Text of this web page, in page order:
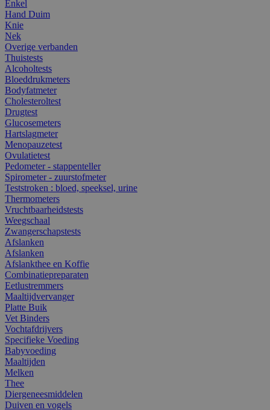
Enkel
Hand Duim
Knie
Nek
Overige verbanden
Thuistests
Alcoholtests
Bloeddrukmeters
Bodyfatmeter
Cholesteroltest
Drugtest
Glucosemeters
Hartslagmeter
Menopauzetest
Ovulatietest
Pedometer - stappenteller
Spirometer - zuurstofmeter
Teststroken : bloed, speeksel, urine
Thermometers
Vruchtbaarheidstests
Weegschaal
Zwangerschapstests
Afslanken
Afslanken
Afslankthee en Koffie
Combinatiepreparaten
Eetlustremmers
Maaltijdvervanger
Platte Buik
Vet Binders
Vochtafdrijvers
Specifieke Voeding
Babyvoeding
Maaltijden
Melken
Thee
Diergeneesmiddelen
Duiven en vogels